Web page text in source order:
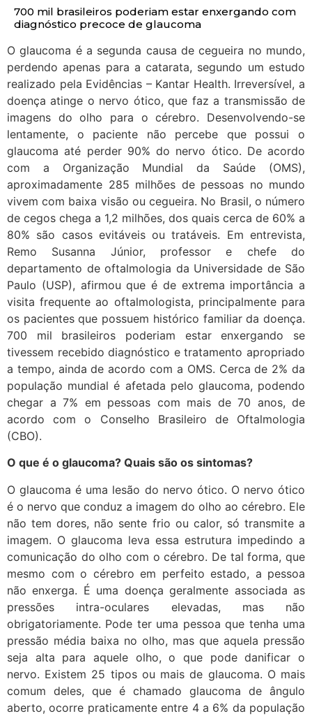
700 mil brasileiros poderiam estar enxergando com
diagnóstico precoce de glaucoma
O glaucoma é a segunda causa de cegueira no mundo,
perdendo apenas para a catarata, segundo um estudo
realizado pela Evidências – Kantar Health. Irreversível, a
doença atinge o nervo ótico, que faz a transmissão de
imagens do olho para o cérebro. Desenvolvendo-se
lentamente, o paciente não percebe que possui o
glaucoma até perder 90% do nervo ótico. De acordo
com a Organização Mundial da Saúde (OMS),
aproximadamente 285 milhões de pessoas no mundo
vivem com baixa visão ou cegueira. No Brasil, o número
de cegos chega a 1,2 milhões, dos quais cerca de 60% a
80% são casos evitáveis ou tratáveis. Em entrevista,
Remo Susanna Júnior, professor e chefe do
departamento de oftalmologia da Universidade de São
Paulo (USP), afirmou que é de extrema importância a
visita frequente ao oftalmologista, principalmente para
os pacientes que possuem histórico familiar da doença.
700 mil brasileiros poderiam estar enxergando se
tivessem recebido diagnóstico e tratamento apropriado
a tempo, ainda de acordo com a OMS. Cerca de 2% da
população mundial é afetada pelo glaucoma, podendo
chegar a 7% em pessoas com mais de 70 anos, de
acordo com o Conselho Brasileiro de Oftalmologia
(CBO).
O que é o glaucoma? Quais são os sintomas?
O glaucoma é uma lesão do nervo ótico. O nervo ótico
é o nervo que conduz a imagem do olho ao cérebro. Ele
não tem dores, não sente frio ou calor, só transmite a
imagem. O glaucoma leva essa estrutura impedindo a
comunicação do olho com o cérebro. De tal forma, que
mesmo com o cérebro em perfeito estado, a pessoa
não enxerga. É uma doença geralmente associada as
pressões intra-oculares elevadas, mas não
obrigatoriamente. Pode ter uma pessoa que tenha uma
pressão média baixa no olho, mas que aquela pressão
seja alta para aquele olho, o que pode danificar o
nervo. Existem 25 tipos ou mais de glaucoma. O mais
comum deles, que é chamado glaucoma de ângulo
aberto, ocorre praticamente entre 4 a 6% da população